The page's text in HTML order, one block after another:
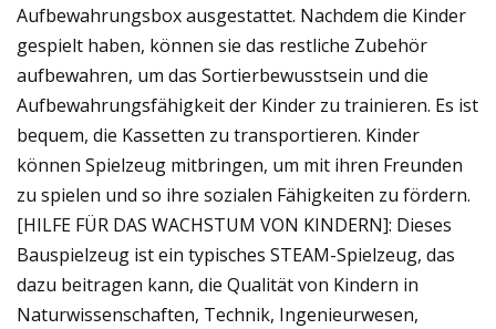
Aufbewahrungsbox ausgestattet. Nachdem die Kinder
gespielt haben, können sie das restliche Zubehör
aufbewahren, um das Sortierbewusstsein und die
Aufbewahrungsfähigkeit der Kinder zu trainieren. Es ist
bequem, die Kassetten zu transportieren. Kinder
können Spielzeug mitbringen, um mit ihren Freunden
zu spielen und so ihre sozialen Fähigkeiten zu fördern.
[HILFE FÜR DAS WACHSTUM VON KINDERN]: Dieses
Bauspielzeug ist ein typisches STEAM-Spielzeug, das
dazu beitragen kann, die Qualität von Kindern in
Naturwissenschaften, Technik, Ingenieurwesen,